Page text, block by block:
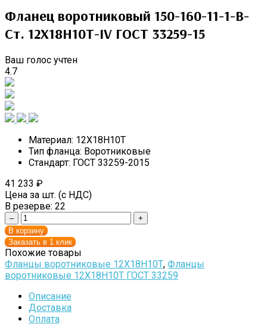
Фланец воротниковый 150-160-11-1-B-
Cт. 12Х18Н10Т-IV ГОСТ 33259-15
Ваш голос учтен
4.7
Материал: 12Х18Н10Т
Тип фланца: Воротниковые
Стандарт: ГОСТ 33259-2015
41 233 ₽
Цена за шт. (с НДС)
В резерве: 22
–
+
В корзину
Заказать в 1 клик
Похожие товары
Фланцы воротниковые 12Х18Н10Т, Фланцы
воротниковые 12Х18Н10Т ГОСТ 33259
Описание
Доставка
Оплата